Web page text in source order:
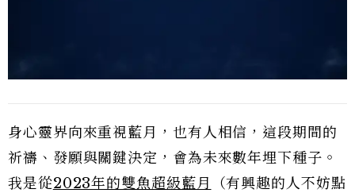
身心靈界向來重視藍月，也有人相信，這段期間的
祈禱、發願與關鍵決定，會為未來數年埋下種子。
我是從2023年的雙魚超級藍月
（有興趣的人不妨點